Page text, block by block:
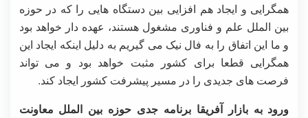
همگرایی و ایجاد هم افزایی بین دستگاه هایی را که در حوزه
بین الملل علم و فناوری مشغول هستند، عهده دار خواهد بود
و ما این اتفاق را به فال نیک می گیریم به دلیل اینکه ایجاد این
همگرایی قطعا برای کشور مثبت خواهد بود و می تواند
فرصت های جدیدی را در مسیر پیشرفت کشور ایجاد کند.
ورود به بازار آفریقا برنامه جدی حوزه بین الملل معاونت